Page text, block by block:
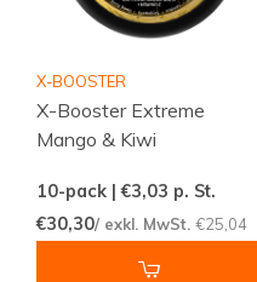
X-BOOSTER
X-Booster Extreme
Mango & Kiwi
10-pack | €3,03 p. St.
€30,30/ exkl. MwSt. €25,04